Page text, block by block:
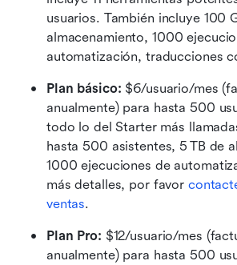
usuarios. También incluye 100
almacenamiento, 1000
automatización, traducciones
Plan básico: $6/usuario/mes
anualmente) para hasta 500
todo lo del Starter más
hasta 500 asistentes, 5 TB de
1000 ejecuciones de
más detalles, por favor
ventas.
Plan Pro: $12/usuario/mes
anualmente) para hasta 500